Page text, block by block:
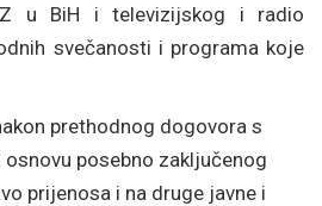
u BiH i televizijskog i radio
svečanosti i programa koje
prethodnog dogovora s
osnovu posebno zaključenog
prijenosa i na druge javne i